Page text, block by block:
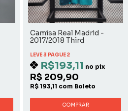
Camisa Real Madrid -
2017/2018 Third
LEVE 3 PAGUE 2
R$193,11 no pix
R$ 209,90
R$ 193,11 com Boleto
COMPRAR